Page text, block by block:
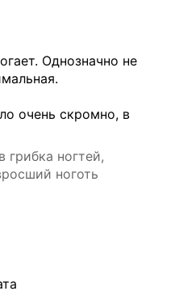
Однозначно не
очень скромно, в
ногтей,
ноготь